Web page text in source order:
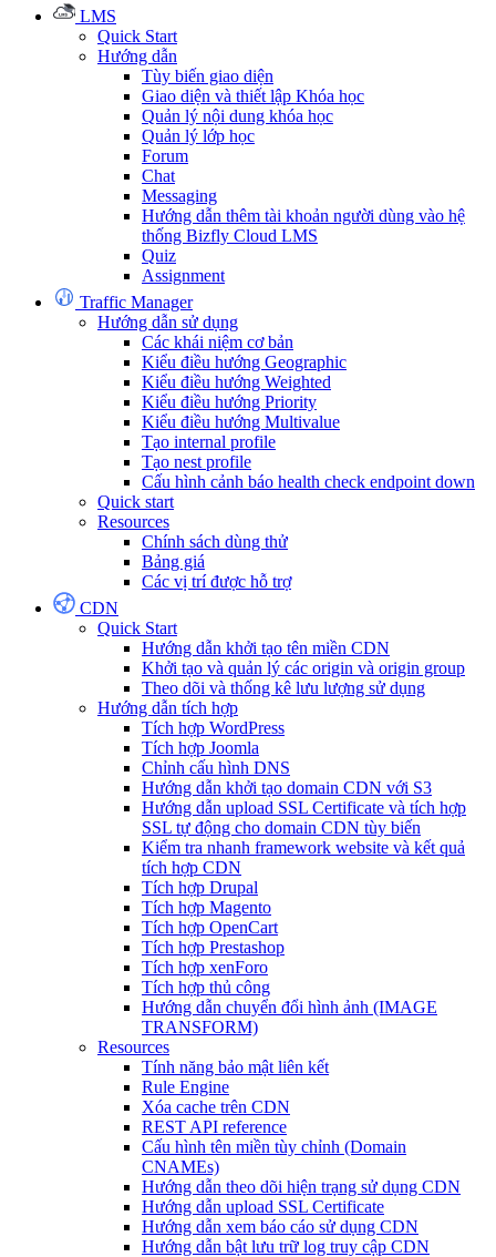
LMS
Quick Start
Hướng dẫn
Tùy biến giao diện
Giao diện và thiết lập Khóa học
Quản lý nội dung khóa học
Quản lý lớp học
Forum
Chat
Messaging
Hướng dẫn thêm tài khoản người dùng vào hệ
thống Bizfly Cloud LMS
Quiz
Assignment
Traffic Manager
Hướng dẫn sử dụng
Các khái niệm cơ bản
Kiểu điều hướng Geographic
Kiểu điều hướng Weighted
Kiểu điều hướng Priority
Kiểu điều hướng Multivalue
Tạo internal profile
Tạo nest profile
Cấu hình cảnh báo health check endpoint down
Quick start
Resources
Chính sách dùng thử
Bảng giá
Các vị trí được hỗ trợ
CDN
Quick Start
Hướng dẫn khởi tạo tên miền CDN
Khởi tạo và quản lý các origin và origin group
Theo dõi và thống kê lưu lượng sử dụng
Hướng dẫn tích hợp
Tích hợp WordPress
Tích hợp Joomla
Chỉnh cấu hình DNS
Hướng dẫn khởi tạo domain CDN với S3
Hướng dẫn upload SSL Certificate và tích hợp
SSL tự động cho domain CDN tùy biến
Kiểm tra nhanh framework website và kết quả
tích hợp CDN
Tích hợp Drupal
Tích hợp Magento
Tích hợp OpenCart
Tích hợp Prestashop
Tích hợp xenForo
Tích hợp thủ công
Hướng dẫn chuyển đổi hình ảnh (IMAGE
TRANSFORM)
Resources
Tính năng bảo mật liên kết
Rule Engine
Xóa cache trên CDN
REST API reference
Cấu hình tên miền tùy chỉnh (Domain
CNAMEs)
Hướng dẫn theo dõi hiện trạng sử dụng CDN
Hướng dẫn upload SSL Certificate
Hướng dẫn xem báo cáo sử dụng CDN
Hướng dẫn bật lưu trữ log truy cập CDN